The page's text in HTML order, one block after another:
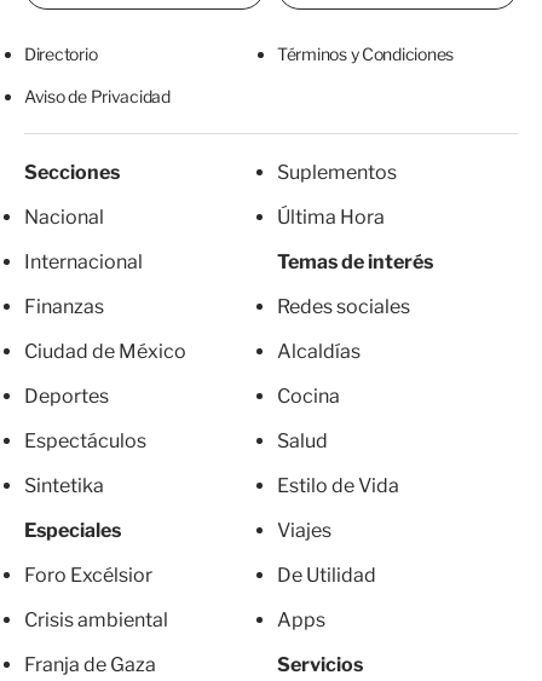
Directorio Términos y Condiciones
Aviso de Privacidad
Secciones
Nacional
Internacional
Finanzas
Ciudad de México
Deportes
Espectáculos
Sintetika
Especiales
Foro Excélsior
Crisis ambiental
Franja de Gaza
Suplementos
Última Hora
Temas de interés
Redes sociales
Alcaldías
Cocina
Salud
Estilo de Vida
Viajes
De Utilidad
Apps
Servicios